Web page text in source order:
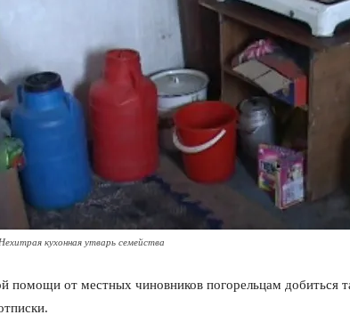
Нехитрая кухонная утварь семейства
помощи от местных чиновников погорельцам добиться